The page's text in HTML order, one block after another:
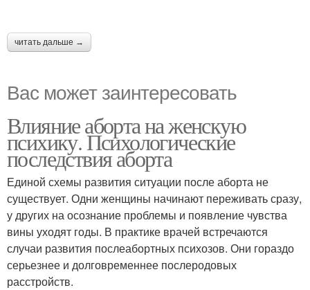
читать дальше →
Вас может заинтересовать
Влияние аборта на женскую
психику. Психологические
последствия аборта
Единой схемы развития ситуации после аборта не
существует. Одни женщины начинают переживать сразу,
у других на осознание проблемы и появление чувства
вины уходят годы. В практике врачей встречаются
случаи развития послеабортных психозов. Они гораздо
серьезнее и долговременнее послеродовых
расстройств.